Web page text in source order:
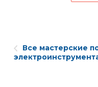
Все мастерские